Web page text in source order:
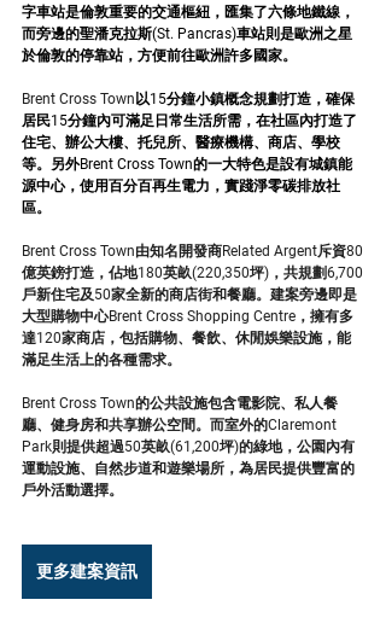
字車站是倫敦重要的交通樞紐，匯集了六條地鐵線，
而旁邊的聖潘克拉斯(St. Pancras)車站則是歐洲之星
於倫敦的停靠站，方便前往歐洲許多國家。
Brent Cross Town 以15分鐘小鎮概念規劃打造，確保
居民15分鐘內可滿足日常生活所需，在社區內打造了
住宅、辦公大樓、托兒所、醫療機構、商店、學校
等。另外Brent Cross Town的一大特色是設有城鎮能
源中心，使用百分百再生電力，實踐淨零碳排放社
區。
Brent Cross Town由知名開發商Related Argent斥資80
億英鎊打造，佔地180英畝(220,350坪)，共規劃6,700
戶新住宅及50家全新的商店街和餐廳。建案旁邊即是
大型購物中心Brent Cross Shopping Centre，擁有多
達120家商店，包括購物、餐飲、休閒娛樂設施，能
滿足生活上的各種需求。
Brent Cross Town的公共設施包含電影院、私人餐
廳、健身房和共享辦公空間。而室外的Claremont
Park則提供超過50英畝(61,200坪)的綠地，公園內有
運動設施、自然步道和遊樂場所，為居民提供豐富的
戶外活動選擇。
更多建案資訊